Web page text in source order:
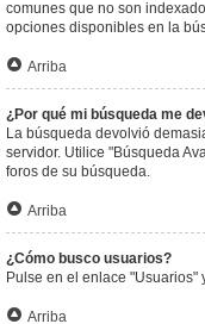
comunes que no son
opciones disponibles en la
Arriba
¿Por qué mi búsqueda me
La búsqueda devolvió
servidor. Utilice "Búsqueda
foros de su búsqueda.
Arriba
¿Cómo busco usuarios?
Pulse en el enlace
Arriba